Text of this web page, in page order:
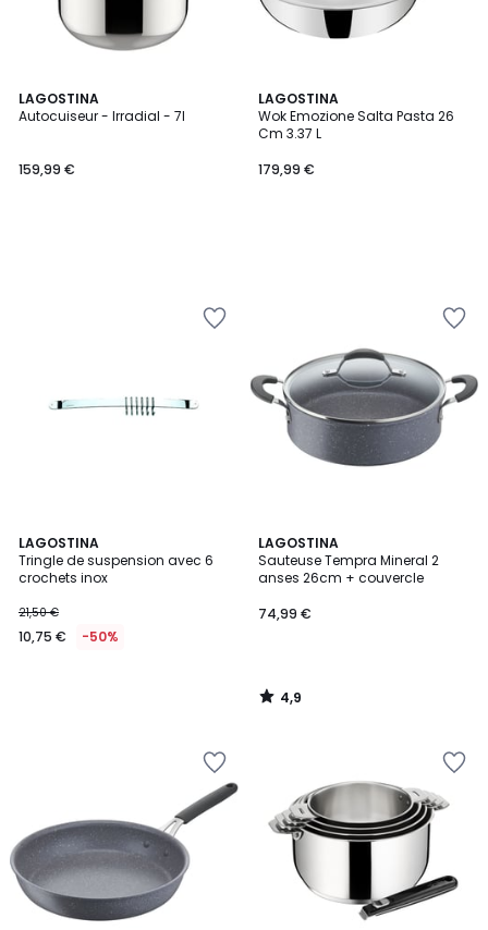
LAGOSTINA
Autocuiseur - Irradial - 7l
159,99 €
LAGOSTINA
Wok Emozione Salta Pasta 26
Cm 3.37 L
179,99 €
LAGOSTINA
Tringle de suspension avec 6
crochets inox
21,50 €
10,75 € -50%
LAGOSTINA
Sauteuse Tempra Mineral 2
anses 26cm + couvercle
74,99 €
4,9
/ 5
4,9
/